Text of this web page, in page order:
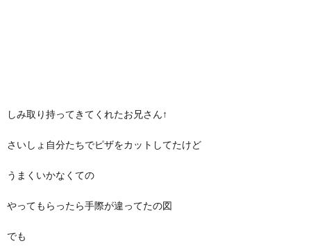
しみ取り持ってきてくれたお兄さん↑
さいしょ自分たちでピザをカットしてたけど
うまくいかなくての
やってもらったら手際が違ってたの図
でも